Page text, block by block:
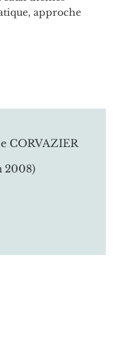
approche
CORVAZIER
2008)